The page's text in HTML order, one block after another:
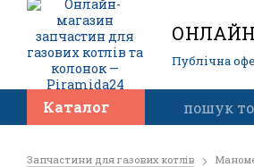
Публічна
Каталог
Запчастини для газових котлів